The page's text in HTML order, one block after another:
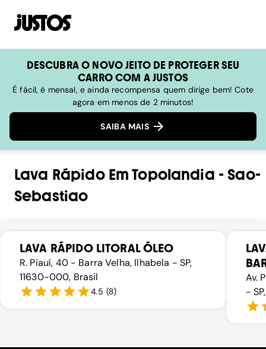
DESCUBRA O NOVO JEITO DE PROTEGER SEU
CARRO COM A JUSTOS
É fácil, é mensal, e ainda recompensa quem dirige bem! Cote
agora em menos de 2 minutos!
SAIBA MAIS
Lava RápidoEmTopolandia - Sao-
Sebastiao
LAVA RÁPIDO LITORAL ÓLEO
R. Piauí, 40 - Barra Velha, Ilhabela - SP,
11630-000, Brasil
4.5 (8)
Av.
-